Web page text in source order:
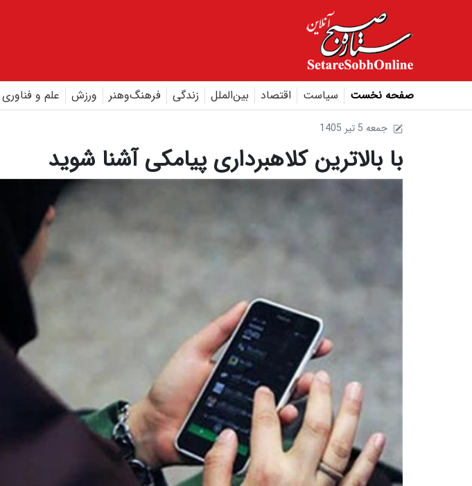
صفحه نخست سیاست اقتصاد بین‌الملل زندگی فرهنگ‌و‌هنر ورزش علم و فناوری
1405 جمعه 5 تير
با بالاترین کلاهبرداری پیامکی آشنا شوید